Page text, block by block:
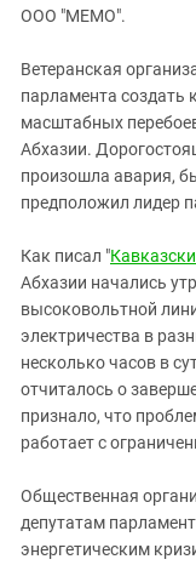
Дагестан
Кабардино-Балкария
Калмыкия
Карачаево-Черкесия
Краснодарский край
Нагорный Карабах
Российская
Ростовская область
Северная Осетия -
СКФО
Ставропольский край
Южная Осетия
Южный Кавказ
ООО "МЕМО".
Ветеранская
парламента создать
масштабных
Абхазии.
произошла авария,
предположил лидер
Как писал "
Абхазии начались
высоковольтной
электричества в
несколько часов в
отчиталось о
признало, что
работает с
Общественная
депутатам
энергетическим